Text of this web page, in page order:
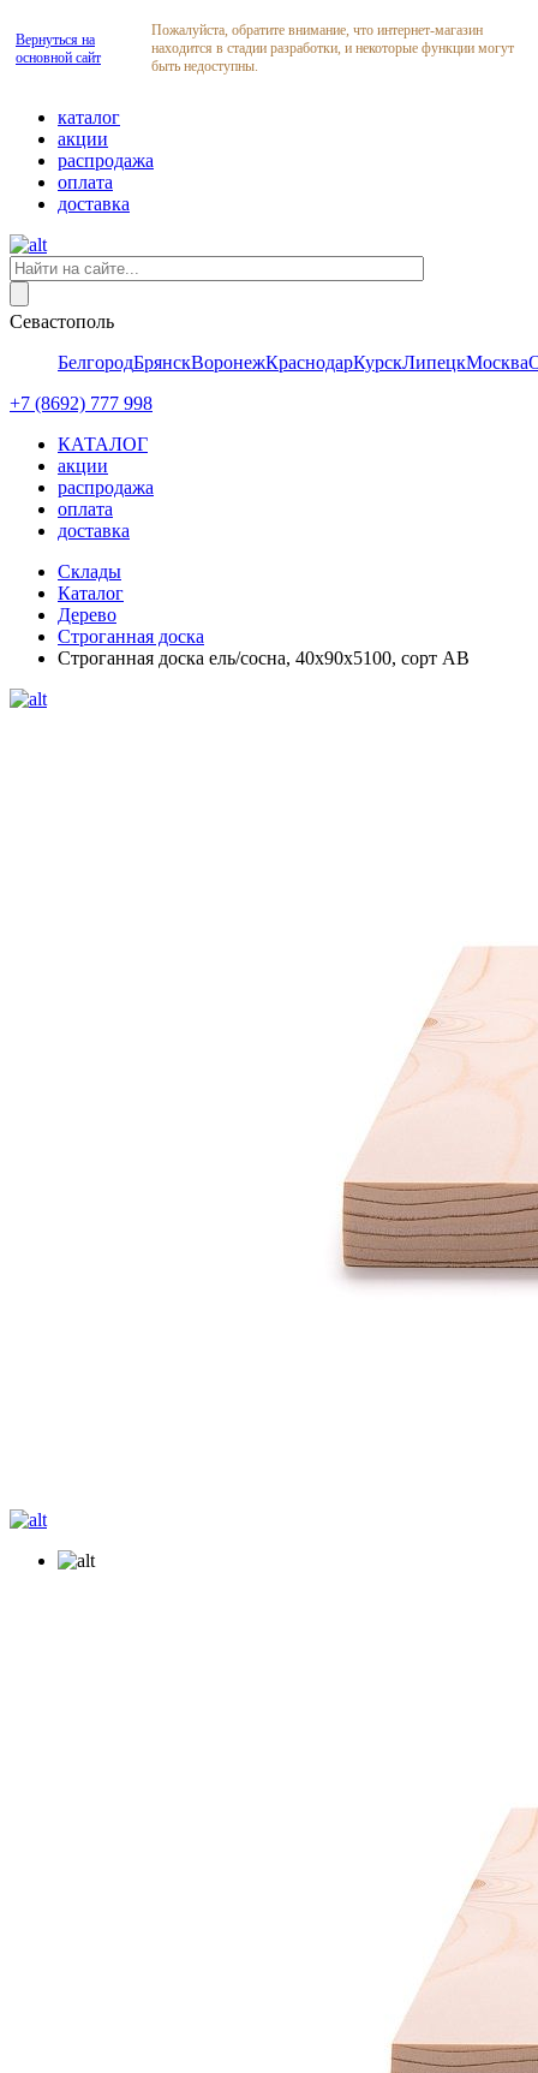
Вернуться на
основной сайт
Пожалуйста, обратите внимание, что интернет-магазин
находится в стадии разработки, и некоторые функции могут
быть недоступны.
каталог
акции
распродажа
оплата
доставка
Севастополь
БелгородБрянскВоронежКраснодарКурскЛипецкМосква
+7 (8692) 777 998
КАТАЛОГ
акции
распродажа
оплата
доставка
Склады
Каталог
Дерево
Строганная доска
Строганная доска ель/сосна, 40х90х5100, сорт АВ